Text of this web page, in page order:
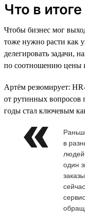
Что в итоге
Чтобы бизнес мог
тоже нужно расти как
делегировать задачи,
по соотношению цены
Артём резюмирует:
от рутинных вопросов
годы стал ключевым
в
людей
один